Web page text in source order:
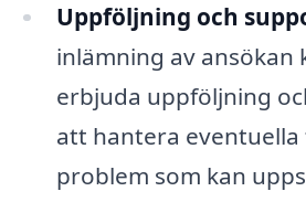
Uppföljning och
inlämning av ansökan
erbjuda uppföljning
att hantera
problem som kan